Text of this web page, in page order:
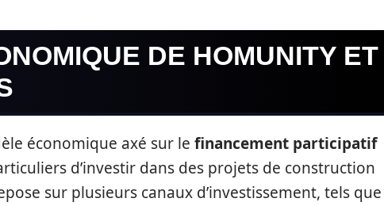
DE HOMUNITY ET
économique axé sur le financement participatif
d’investir dans des projets de construction
sur plusieurs canaux d’investissement, tels que